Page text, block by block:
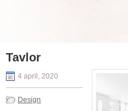
Tavlor
4 april, 2020
Design